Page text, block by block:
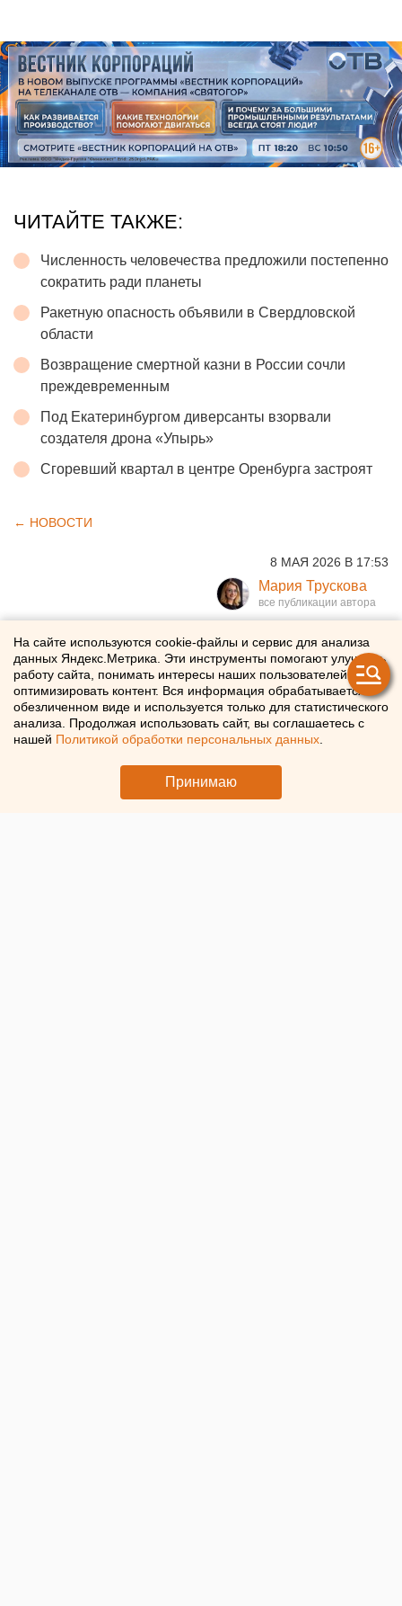
ЧИТАЙТЕ ТАКЖЕ:
Численность человечества предложили постепенно
сократить ради планеты
Ракетную опасность объявили в Свердловской
области
Возвращение смертной казни в России сочли
преждевременным
Под Екатеринбургом диверсанты взорвали
создателя дрона «Упырь»
Сгоревший квартал в центре Оренбурга застроят
← НОВОСТИ
8 МАЯ 2026 В 17:53
Мария Трускова
Россиянам рассказали, как
искусственный интеллект
помогает при выборе
автомобиля
Эксперт «Авито Авто» объяснил, почему изменились
автомобильные классифайды
На сайте используются cookie-файлы и сервис для анализа
данных Яндекс.Метрика. Эти инструменты помогают улучшать
работу сайта, понимать интересы наших пользователей и
оптимизировать контент. Вся информация обрабатывается в
обезличенном виде и используется только для статистического
анализа. Продолжая использовать сайт, вы соглашаетесь с
нашей Политикой обработки персональных данных
Принимаю